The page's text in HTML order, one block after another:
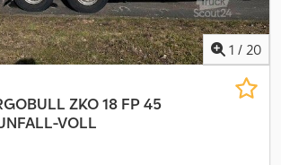
1 / 20
ZKO 18 FP 45
VOLL